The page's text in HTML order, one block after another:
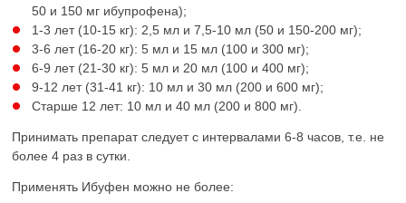
50 и 150 мг ибупрофена);
1-3 лет (10-15 кг): 2,5 мл и 7,5-10 мл (50 и 150-200 мг);
3-6 лет (16-20 кг): 5 мл и 15 мл (100 и 300 мг);
6-9 лет (21-30 кг): 5 мл и 20 мл (100 и 400 мг);
9-12 лет (31-41 кг): 10 мл и 30 мл (200 и 600 мг);
Старше 12 лет: 10 мл и 40 мл (200 и 800 мг).
Принимать препарат следует с интервалами 6-8 часов, т.е. не
более 4 раз в сутки.
Применять Ибуфен можно не более: